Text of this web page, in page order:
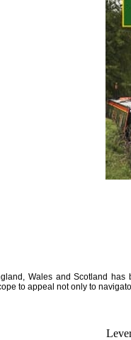
Wales and Scotland
to appeal not only to